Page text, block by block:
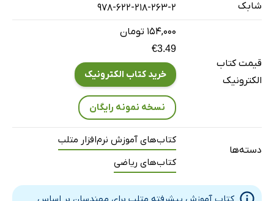
شابک 978-622-218-263-2
قیمت کتاب
الکترونیک
۱۵۴,۰۰۰ تومان
€3.49
خرید کتاب الکترونیک
نسخه نمونه رایگان
دسته‌ها
کتاب‌های آموزش نرم‌افزار متلب
کتاب‌های ریاضی